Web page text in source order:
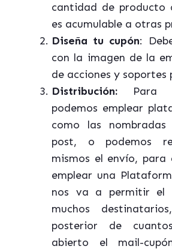
cantidad de producto
es acumulable a otras
Diseña tu cupón:
con la imagen de la
de acciones y soportes
Distribución: Para
podemos emplear
como las
post, o podemos
mismos el envío, para
emplear una
nos va a permitir el
muchos
posterior de
abierto el mail-